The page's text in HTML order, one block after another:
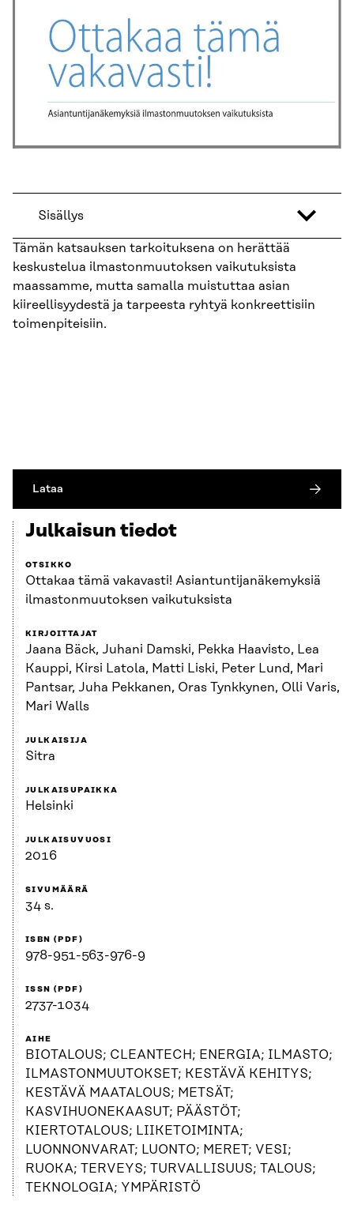
Sisällys
Tämän katsauksen tarkoituksena on herättää
keskustelua ilmastonmuutoksen vaikutuksista
maassamme, mutta samalla muistuttaa asian
kiireellisyydestä ja tarpeesta ryhtyä konkreettisiin
toimenpiteisiin.
Lataa
Julkaisun tiedot
OTSIKKO
Ottakaa tämä vakavasti! Asiantuntijanäkemyksiä
ilmastonmuutoksen vaikutuksista
KIRJOITTAJAT
Jaana Bäck, Juhani Damski, Pekka Haavisto, Lea
Kauppi, Kirsi Latola, Matti Liski, Peter Lund, Mari
Pantsar, Juha Pekkanen, Oras Tynkkynen, Olli Varis,
Mari Walls
JULKAISIJA
Sitra
JULKAISUPAIKKA
Helsinki
JULKAISUVUOSI
2016
SIVUMÄÄRÄ
34 s.
ISBN (PDF)
978-951-563-976-9
ISSN (PDF)
2737-1034
AIHE
BIOTALOUS; CLEANTECH; ENERGIA; ILMASTO;
ILMASTONMUUTOKSET; KESTÄVÄ KEHITYS;
KESTÄVÄ MAATALOUS; METSÄT;
KASVIHUONEKAASUT; PÄÄSTÖT;
KIERTOTALOUS; LIIKETOIMINTA;
LUONNONVARAT; LUONTO; MERET; VESI;
RUOKA; TERVEYS; TURVALLISUUS; TALOUS;
TEKNOLOGIA; YMPÄRISTÖ